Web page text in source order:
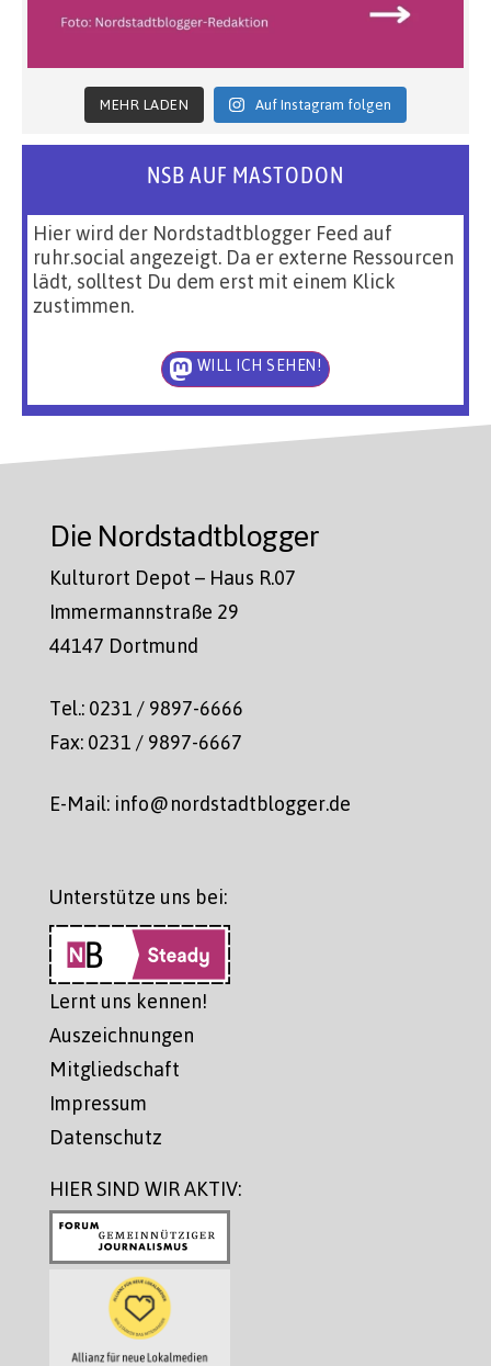
MEHR LADEN Auf Instagram folgen
NSB AUF MASTODON
Hier wird der Nordstadtblogger Feed auf
ruhr.social angezeigt. Da er externe Ressourcen
lädt, solltest Du dem erst mit einem Klick
zustimmen.
WILL ICH SEHEN!
Die Nordstadtblogger
Kulturort Depot – Haus R.07
Immermannstraße 29
44147 Dortmund
Tel.: 0231 / 9897-6666
Fax: 0231 / 9897-6667
E-Mail: info@nordstadtblogger.de
Unterstütze uns bei:
Lernt uns kennen!
Auszeichnungen
Mitgliedschaft
Impressum
Datenschutz
HIER SIND WIR AKTIV: